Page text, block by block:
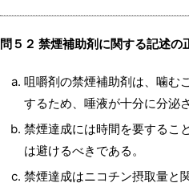
問５２ 禁煙補助剤に関する記述の
咀嚼剤の禁煙補助剤は、噛む
するため、唾液が十分に分泌
禁煙達成には時間を要するこ
は避けるべきである。
禁煙達成はニコチン摂取量と